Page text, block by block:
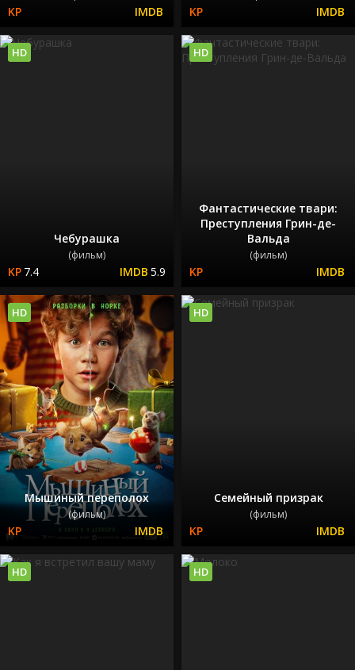
Чебурашка
(фильм)
7.4 5.9
HD
Фантастические твари:
Преступления Грин-де-
Вальда
(фильм)
HD
Мышиный переполох
(фильм)
HD
Семейный призрак
(фильм)
HD
HD HD